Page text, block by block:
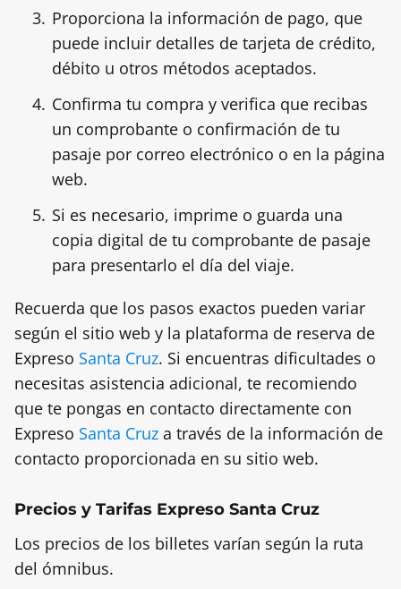
Proporciona la información de pago, que
puede incluir detalles de tarjeta de crédito,
débito u otros métodos aceptados.
Confirma tu compra y verifica que recibas
un comprobante o confirmación de tu
pasaje por correo electrónico o en la página
web.
Si es necesario, imprime o guarda una
copia digital de tu comprobante de pasaje
para presentarlo el día del viaje.
Recuerda que los pasos exactos pueden variar
según el sitio web y la plataforma de reserva de
Expreso Santa Cruz. Si encuentras dificultades o
necesitas asistencia adicional, te recomiendo
que te pongas en contacto directamente con
Expreso Santa Cruz a través de la información de
contacto proporcionada en su sitio web.
Precios y Tarifas Expreso Santa Cruz
Los precios de los billetes varían según la ruta
del ómnibus.